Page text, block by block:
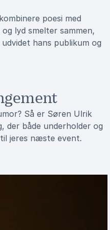
poesi med
lyd smelter sammen,
hans publikum og
Så er Søren Ulrik
der både underholder og
jeres næste event.